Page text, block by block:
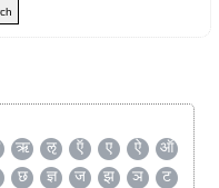
ऋ ऌ ऍ ए ऐ
ऑ
छ ज्ञ ज झ ञ
ट